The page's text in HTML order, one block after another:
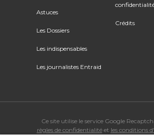
Astuces
Les Dossiers
Les indispensables
Les journalistes Entraid
Crédits
Ce site utilise le service Google
règles de confidentialitéet les conditions